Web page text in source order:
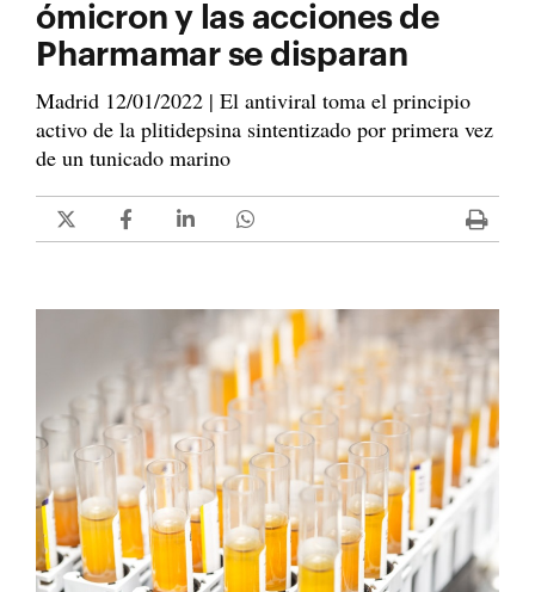
ómicron y las acciones de
Pharmamar se disparan
Madrid 12/01/2022 | El antiviral toma el principio
activo de la plitidepsina sintentizado por primera vez
de un tunicado marino